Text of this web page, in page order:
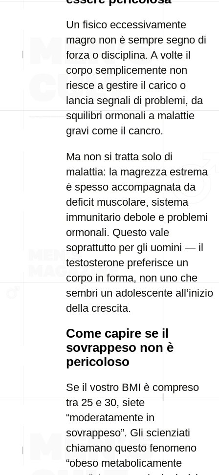
Un fisico eccessivamente
magro non è sempre segno di
forza o disciplina. A volte il
corpo semplicemente non
riesce a gestire il carico o
lancia segnali di problemi, da
squilibri ormonali a malattie
gravi come il cancro.
Ma non si tratta solo di
malattia: la magrezza estrema
è spesso accompagnata da
deficit muscolare, sistema
immunitario debole e problemi
ormonali. Questo vale
soprattutto per gli uomini — il
testosterone preferisce un
corpo in forma, non uno che
sembri un adolescente all’inizio
della crescita.
Come capire se il
sovrappeso non è
pericoloso
Se il vostro BMI è compreso
tra 25 e 30, siete
“moderatamente in
sovrappeso”. Gli scienziati
chiamano questo fenomeno
“obeso metabolicamente